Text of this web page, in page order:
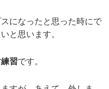
になったと思った時にで
と思います。
習です。